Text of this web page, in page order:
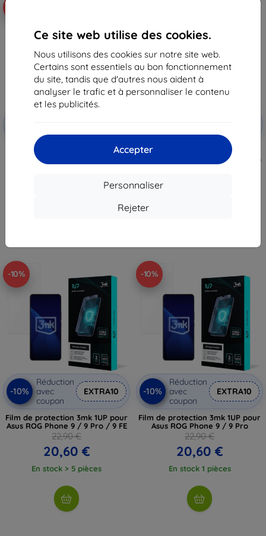
Ce site web utilise des cookies.
Nous utilisons des cookies sur notre site web.
Certains sont essentiels au bon fonctionnement
du site, tandis que d'autres nous aident à
analyser le trafic et à personnaliser le contenu
et les publicités.
Accepter
Personnaliser
Rejeter
coupon
Film de protection 3mk ARC+
pour Asus ROG Phone 9/9 Pro
coupon
Film de protection 3mk
SilverProtection+ pour Asus ROG
Phone 9 / 9 Pro
-10%
-10%
Réduction
avec
coupon
EXTRA10
Film de protection 3mk 1UP pour
Asus ROG Phone 9 / 9 Pro / 9 FE
22,90 €
20,60 €
En stock > 5 pièces
-10%
-10%
Réduction
avec
coupon
EXTRA10
Film de protection 3mk 1UP pour
Asus ROG Phone 9 / 9 Pro
22,90 €
20,60 €
En stock 1 pièces